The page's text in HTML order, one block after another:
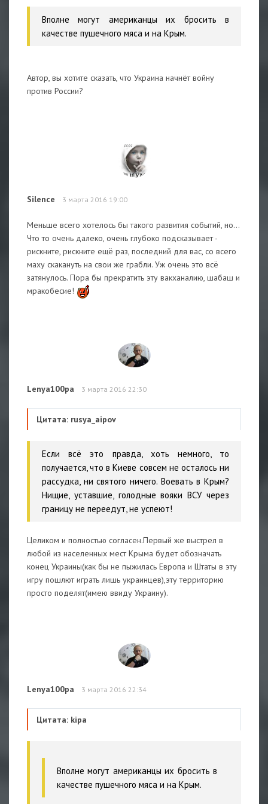
Вполне могут американцы их бросить в
качестве пушечного мяса и на Крым.
Автор, вы хотите сказать, что Украина начнёт войну
против России?
Silence 3 марта 2016 19:00
Меньше всего хотелось бы такого развития событий, но...
Что то очень далеко, очень глубоко подсказывает -
рискните, рискните ещё раз, последний для вас, со всего
маху скакануть на свои же грабли. Уж очень это всё
затянулось. Пора бы прекратить эту вакханалию, шабаш и
мракобесие!
Lenya100pa 3 марта 2016 22:30
Цитата: rusya_aipov
Если всё это правда, хоть немного, то
получается, что в Киеве совсем не осталось ни
рассудка, ни святого ничего. Воевать в Крым?
Нищие, уставшие, голодные вояки ВСУ через
границу не переедут, не успеют!
Целиком и полностью согласен.Первый же выстрел в
любой из населенных мест Крыма будет обозначать
конец Украины(как бы не пыжилась Европа и Штаты в эту
игру пошлют играть лишь украинцев),эту территорию
просто поделят(имею ввиду Украину).
Lenya100pa 3 марта 2016 22:34
Цитата: kipa
Вполне могут американцы их бросить в
качестве пушечного мяса и на Крым.